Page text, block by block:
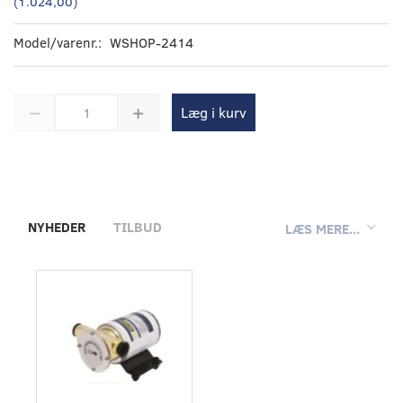
Model/varenr.: WSHOP-2414
Læg i kurv
LÆS MERE...
NYHEDER TILBUD